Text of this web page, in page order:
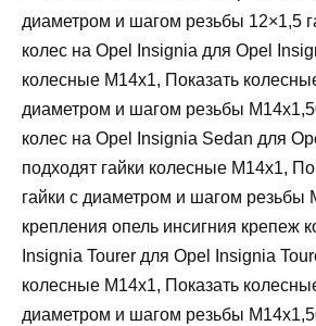
диаметром и шагом резьбы 12×1,5
колес на Opel Insignia для Opel
колесные М14х1, Показать
диаметром и шагом резьбы
колес на Opel Insignia Sedan для
подходят гайки колесные М14х1,
гайки с диаметром и шагом резьбы
крепления опель инсигния крепеж
Insignia Tourer для Opel Insignia
колесные М14х1, Показать
диаметром и шагом резьбы